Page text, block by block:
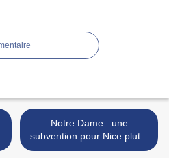
Notre Dame : une
subvention pour Nice plutôt
que pour Paris ! >